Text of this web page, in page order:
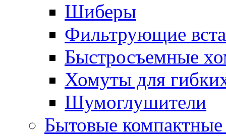
Шиберы
Фильтрующие
Быстросъемные
Хомуты для
Шумоглушители
Бытовые